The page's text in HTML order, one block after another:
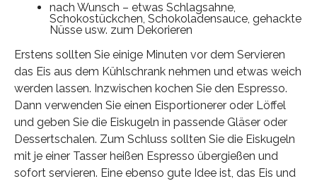
nach Wunsch – etwas Schlagsahne,
Schokostückchen, Schokoladensauce, gehackte
Nüsse usw. zum Dekorieren
Erstens sollten Sie einige Minuten vor dem Servieren
das Eis aus dem Kühlschrank nehmen und etwas weich
werden lassen. Inzwischen kochen Sie den Espresso.
Dann verwenden Sie einen Eisportionerer oder Löffel
und geben Sie die Eiskugeln in passende Gläser oder
Dessertschalen. Zum Schluss sollten Sie die Eiskugeln
mit je einer Tasser heißen Espresso übergießen und
sofort servieren. Eine ebenso gute Idee ist, das Eis und